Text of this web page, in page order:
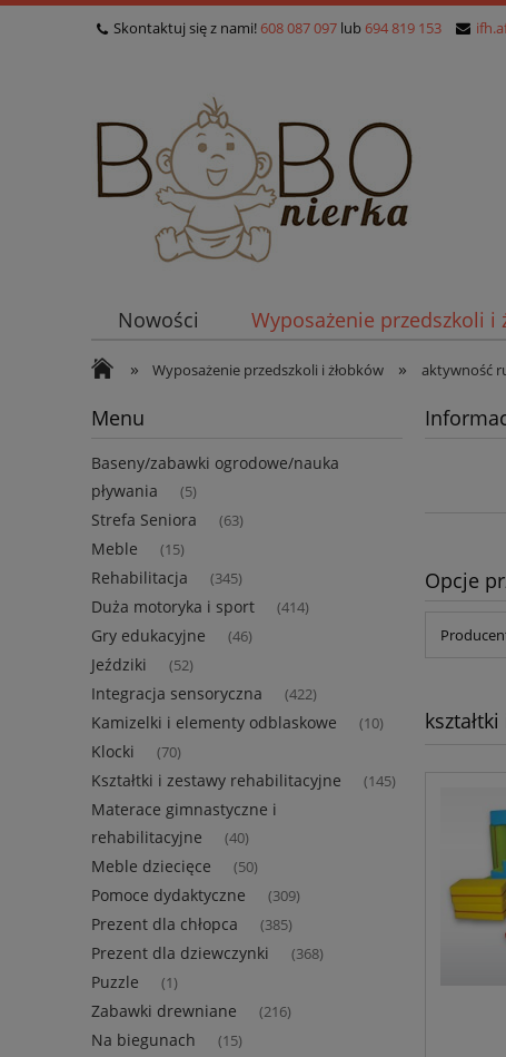
Skontaktuj się z nami! 608 087 097 lub 694 819 153
Nowości Wyposażenie przedszkoli i
» Wyposażenie przedszkoli i żłobków » aktywność
Menu
Baseny/zabawki ogrodowe/nauka
pływania
(5)
Strefa Seniora (63)
Meble (15)
Rehabilitacja (345)
Duża motoryka i sport (414)
Gry edukacyjne (46)
Jeździki (52)
Integracja sensoryczna (422)
Kamizelki i elementy odblaskowe (10)
Klocki (70)
Kształtki i zestawy rehabilitacyjne (145)
Materace gimnastyczne i
rehabilitacyjne
(40)
Meble dziecięce (50)
Pomoce dydaktyczne (309)
Prezent dla chłopca (385)
Prezent dla dziewczynki (368)
Puzzle (1)
Zabawki drewniane (216)
Na biegunach (15)
Opcje